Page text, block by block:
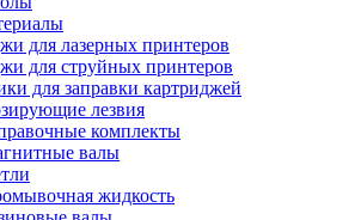
для лазерных принтеров
для струйных принтеров
для заправки картриджей
лезвия
комплекты
валы
жидкость